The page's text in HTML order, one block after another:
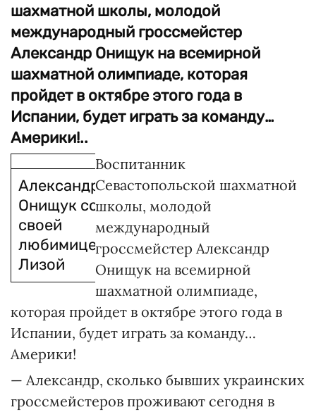
шахматной школы, молодой
международный гроссмейстер
Александр Онищук на всемирной
шахматной олимпиаде, которая
пройдет в октябре этого года в
Испании, будет играть за команду…
Америки!..
Александр
Онищук со
своей
любимицей
Лизой
Воспитанник
Севастопольской шахматной
школы, молодой
международный
гроссмейстер Александр
Онищук на всемирной
шахматной олимпиаде,
которая пройдет в октябре этого года в
Испании, будет играть за команду…
Америки!
— Александр, сколько бывших украинских
гроссмейстеров проживают сегодня в